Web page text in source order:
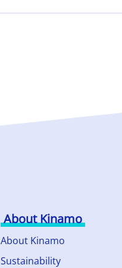
About Kinamo
About Kinamo
Sustainability